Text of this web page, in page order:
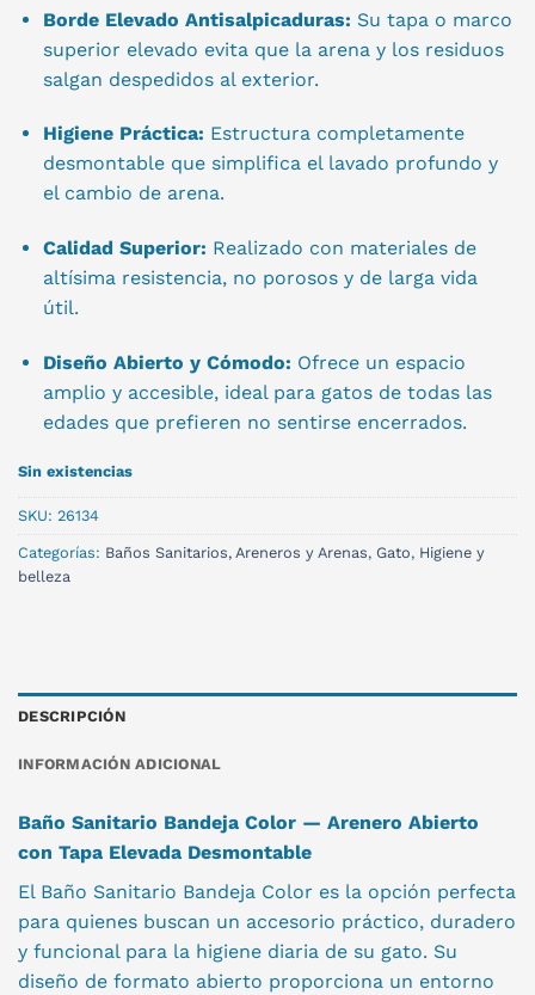
Borde Elevado Antisalpicaduras: Su tapa o marco
superior elevado evita que la arena y los residuos
salgan despedidos al exterior.
Higiene Práctica: Estructura completamente
desmontable que simplifica el lavado profundo y
el cambio de arena.
Calidad Superior: Realizado con materiales de
altísima resistencia, no porosos y de larga vida
útil.
Diseño Abierto y Cómodo: Ofrece un espacio
amplio y accesible, ideal para gatos de todas las
edades que prefieren no sentirse encerrados.
Sin existencias
SKU: 26134
Categorías: Baños Sanitarios, Areneros y Arenas, Gato, Higiene y
belleza
DESCRIPCIÓN
INFORMACIÓN ADICIONAL
Baño Sanitario Bandeja Color — Arenero Abierto
con Tapa Elevada Desmontable
El Baño Sanitario Bandeja Color es la opción perfecta
para quienes buscan un accesorio práctico, duradero
y funcional para la higiene diaria de su gato. Su
diseño de formato abierto proporciona un entorno